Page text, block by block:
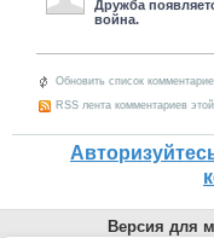
Дружба
война.
Обновить список
RSS лента комментариев
Версия для